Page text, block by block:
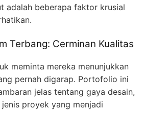
adalah beberapa faktor krusial
Terbang: Cerminan Kualitas
meminta mereka menunjukkan
pernah digarap. Portofolio ini
jelas tentang gaya desain,
proyek yang menjadi